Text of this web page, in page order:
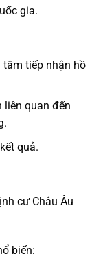
gia.
tiếp nhận hồ
liên quan đến
quả.
cư Châu Âu
biến: